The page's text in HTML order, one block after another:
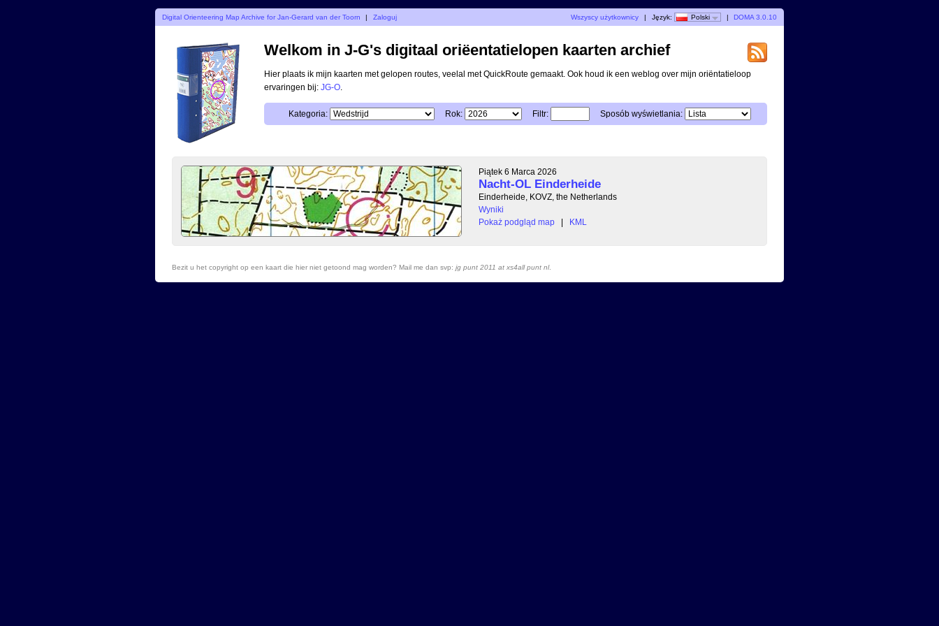
Digital Orienteering Map Archive for Jan-Gerard van der Toorn | Zaloguj Wszyscy użytkownicy | Język: Polski | DOMA 3.0.10
Welkom in J-G's digitaal oriëentatielopen kaarten archief
Hier plaats ik mijn kaarten met gelopen routes, veelal met QuickRoute gemaakt. Ook houd ik een weblog over mijn oriëntatieloop
ervaringen bij: JG-O
Kategoria: Rok: Filtr: Sposób wyświetlania:
Piątek 6 Marca 2026
Nacht-OL Einderheide
Einderheide, KOVZ, the Netherlands
Wyniki
Pokaż podgląd map
| KML
Bezit u het copyright op een kaart die hier niet getoond mag worden? Mail me dan svp: jg punt 2011 at xs4all punt nl.